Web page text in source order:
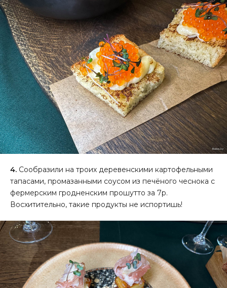
4. Сообразили на троих деревенскими картофельными
тапасами, промазанными соусом из печёного чеснока с
фермерским гродненским прошутто за 7р.
Восхитительно, такие продукты не испортишь!